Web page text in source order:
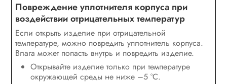
Повреждение уплотнителя корпуса при
воздействии отрицательных температур
Если открыть изделие при отрицательной
температуре, можно повредить уплотнитель корпуса.
Влага может попасть внутрь и повредить изделие.
Открывайте изделие только при температуре
окружающей среды не ниже –5 °C.